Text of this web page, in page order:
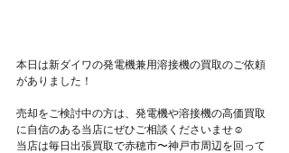
本日は新ダイワの発電機兼用溶接機の買取のご依頼
がありました！
売却をご検討中の方は、発電機や溶接機の高価買取
に自信のある当店にぜひご相談くださいませ☺
当店は毎日出張買取で赤穂市〜神戸市周辺を回って